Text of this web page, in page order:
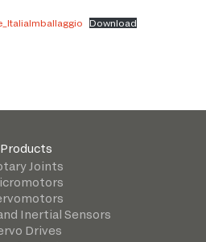
Download
Products
Joints
Inertial Sensors
Drives